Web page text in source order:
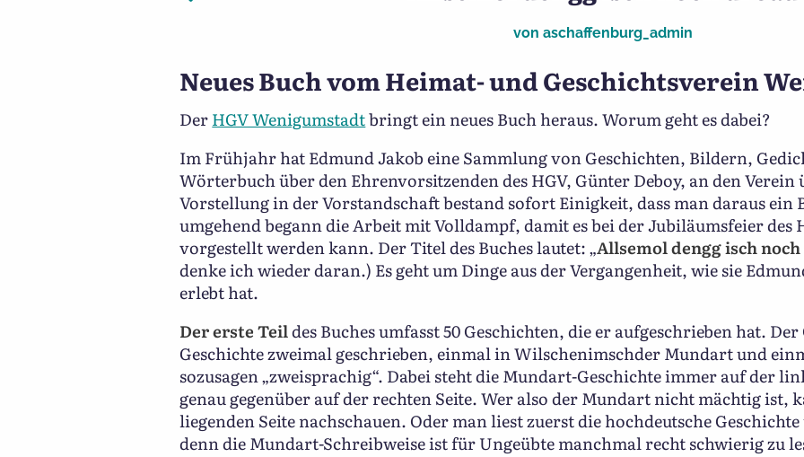
von aschaffenburg_admin
Neues Buch vom Heimat- und Geschichtsverein
DerHGV Wenigumstadtbringt ein neues Buch heraus. Worum geht es dabei?
Im Frühjahr hat Edmund Jakob eine Sammlung von Geschichten, Bildern,
Wörterbuch über den Ehrenvorsitzenden des HGV, Günter Deboy, an den Verein
Vorstellung in der Vorstandschaft bestand sofort Einigkeit, dass man daraus ein
umgehend begann die Arbeit mit Volldampf, damit es bei der Jubiläumsfeier des
vorgestellt werden kann. Der Titel des Buches lautet: „Allsemol dengg isch
denke ich wieder daran.) Es geht um Dinge aus der Vergangenheit, wie sie
erlebt hat.
Der erste Teildes Buches umfasst 50 Geschichten, die er aufgeschrieben hat.
Geschichte zweimal geschrieben, einmal in Wilschenimschder Mundart und
sozusagen „zweisprachig“. Dabei steht die Mundart-Geschichte immer auf der
genau gegenüber auf der rechten Seite. Wer also der Mundart nicht mächtig ist,
liegenden Seite nachschauen. Oder man liest zuerst die hochdeutsche
denn die Mundart-Schreibweise ist für Ungeübte manchmal recht schwierig zu